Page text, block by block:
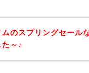
ムのスプリングセール
～♪